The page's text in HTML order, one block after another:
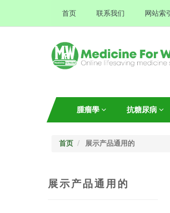
首页 联系我们 网站索引
腫瘤學 抗糖尿病
首页 展示产品通用的
展示产品通用的